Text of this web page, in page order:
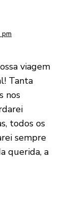
viagem
Tanta
nos
todos os
sempre
querida, a